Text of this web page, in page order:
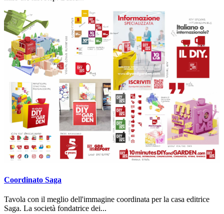
Coordinato Saga
Tavola con il meglio dell'immagine coordinata per la casa editrice
Saga. La società fondatrice dei...